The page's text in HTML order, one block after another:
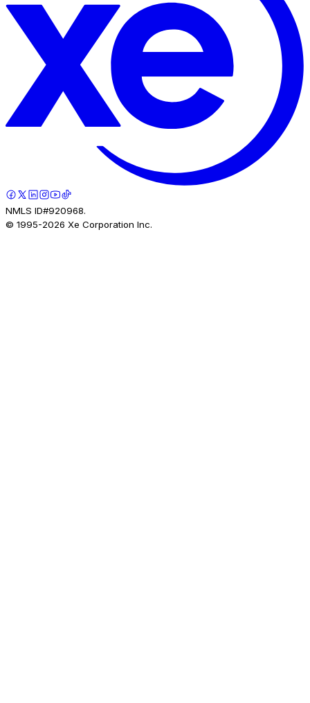
NMLS ID#920968.
© 1995-2026 Xe Corporation Inc.